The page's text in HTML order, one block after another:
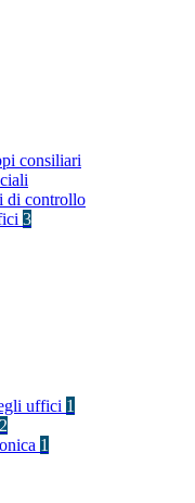
consiliari
di controllo
3
uffici 1
2
1